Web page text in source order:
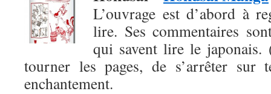
L’ouvrage est d’abord à
lire. Ses commentaires
qui savent lire le
tourner les pages, de s’arrêter sur
enchantement.